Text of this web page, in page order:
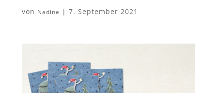
von Nadine | 7. September 2021